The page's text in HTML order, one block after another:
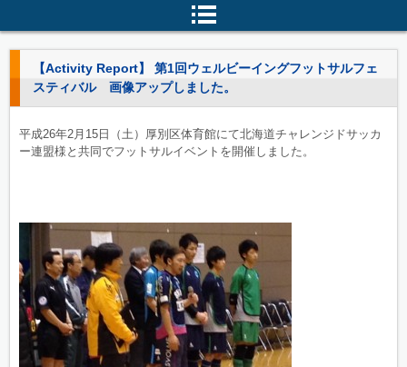
【Activity Report】 第1回ウェルビーイングフットサルフェ
スティバル 画像アップしました。
平成26年2月15日（土）厚別区体育館にて北海道チャレンジドサッカ
ー連盟様と共同でフットサルイベントを開催しました。